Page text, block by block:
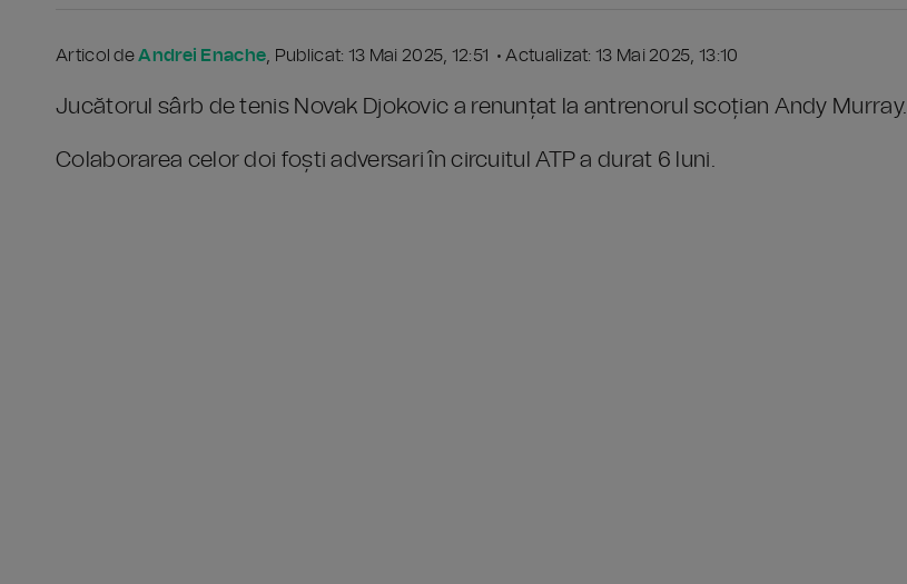
Articol deAndrei Enache, Publicat: 13 Mai 2025, 12:51 • Actualizat: 13 Mai 2025, 13:10
Jucătorul sârb de tenis Novak Djokovic a renunțat la antrenorul scoțian Andy Murray.
Colaborarea celor doi foști adversari în circuitul ATP a durat 6 luni.